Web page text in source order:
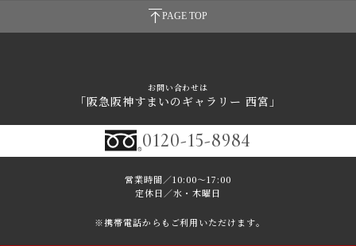
PAGE TOP
お問い合わせは
｢阪急阪神すまいのギャラリー 西宮｣
0120-15-8984
営業時間／10:00～17:00
定休日／水・木曜日
※携帯電話からもご利用いただけます｡